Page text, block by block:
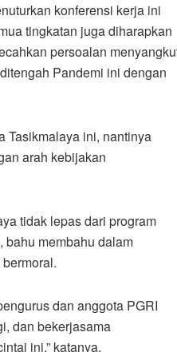
konferensi kerja ini
tingkatan juga diharapkan
persoalan
Pandemi ini dengan
Tasikmalaya ini, nantinya
arah kebijakan
tidak lepas dari program
bahu membahu dalam
dan anggota PGRI
dan bekerjasama
ini,” katanya.